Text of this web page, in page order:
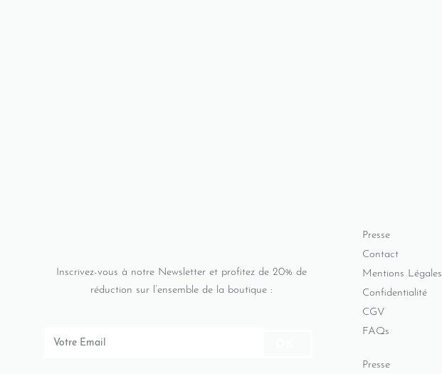
Inscrivez-vous à notre Newsletter et profitez de 20% de
réduction sur l’ensemble de la boutique :
Presse
Contact
Mentions Légales
Confidentialité
CGV
FAQs
Presse